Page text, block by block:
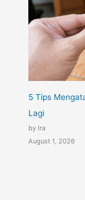
5 Tips
Lagi
by Ira
August 1, 2026